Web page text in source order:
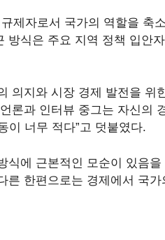
제자로서 국가의 역할을 축
식은 주요 지역 정책 입안
의지와 시장 경제 발전을 위
론과 인터뷰 중그는 자신의
이 너무 적다”고 덧붙였다.
에 근본적인 모순이 있음
한편으로는 경제에서 국